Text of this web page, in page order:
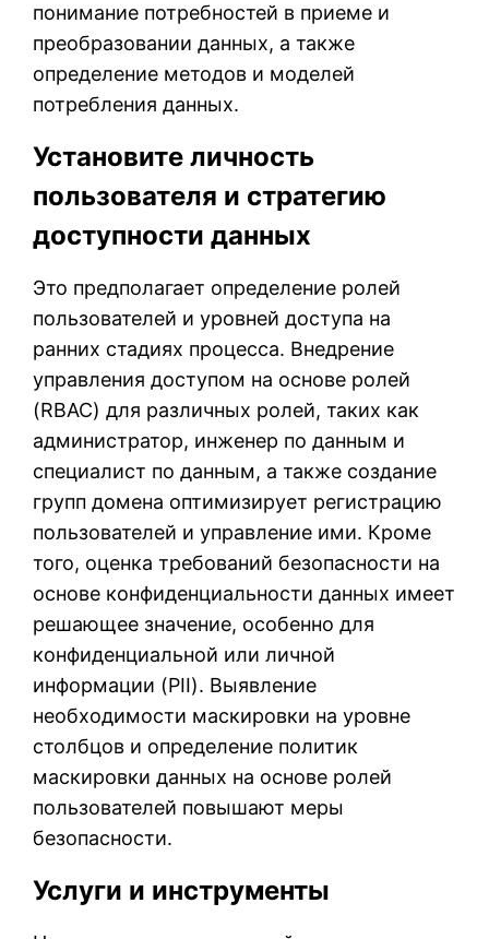
понимание потребностей в приеме и
преобразовании данных, а также
определение методов и моделей
потребления данных.
Установите личность
пользователя и стратегию
доступности данных
Это предполагает определение ролей
пользователей и уровней доступа на
ранних стадиях процесса. Внедрение
управления доступом на основе ролей
(RBAC) для различных ролей, таких как
администратор, инженер по данным и
специалист по данным, а также создание
групп домена оптимизирует регистрацию
пользователей и управление ими. Кроме
того, оценка требований безопасности на
основе конфиденциальности данных имеет
решающее значение, особенно для
конфиденциальной или личной
информации (PII). Выявление
необходимости маскировки на уровне
столбцов и определение политик
маскировки данных на основе ролей
пользователей повышают меры
безопасности.
Услуги и инструменты